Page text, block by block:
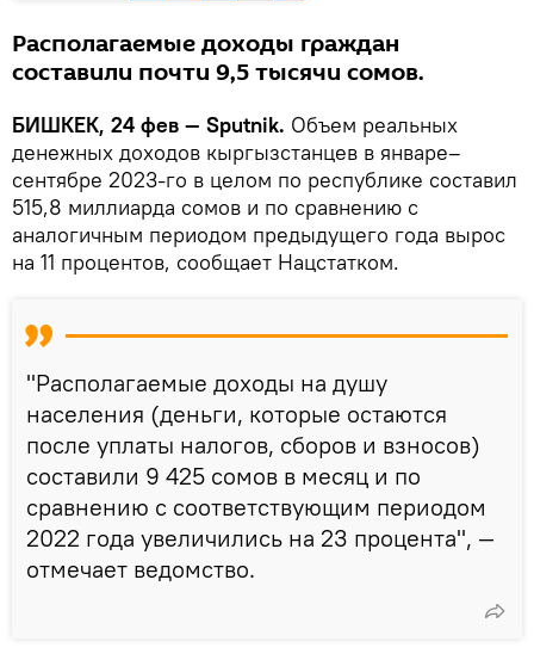
Располагаемые доходы граждан
составили почти 9,5 тысячи сомов.
БИШКЕК, 24 фев — Sputnik. Объем реальных
денежных доходов кыргызстанцев в январе–
сентябре 2023-го в целом по республике составил
515,8 миллиарда сомов и по сравнению с
аналогичным периодом предыдущего года вырос
на 11 процентов, сообщает Нацстатком.
"Располагаемые доходы на душу
населения (деньги, которые остаются
после уплаты налогов, сборов и взносов)
составили 9 425 сомов в месяц и по
сравнению с соответствующим периодом
2022 года увеличились на 23 процента", —
отмечает ведомство.